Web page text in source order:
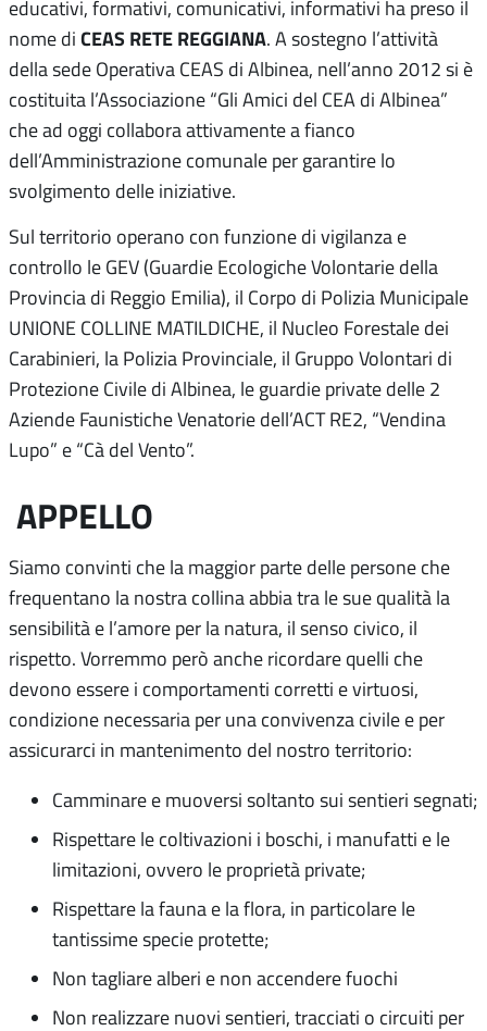
educativi, formativi, comunicativi, informativi ha preso il
nome di CEAS RETE REGGIANA. A sostegno l’attività
della sede Operativa CEAS di Albinea, nell’anno 2012 si è
costituita l’Associazione “Gli Amici del CEA di Albinea”
che ad oggi collabora attivamente a fianco
dell’Amministrazione comunale per garantire lo
svolgimento delle iniziative.
Sul territorio operano con funzione di vigilanza e
controllo le GEV (Guardie Ecologiche Volontarie della
Provincia di Reggio Emilia), il Corpo di Polizia Municipale
UNIONE COLLINE MATILDICHE, il Nucleo Forestale dei
Carabinieri, la Polizia Provinciale, il Gruppo Volontari di
Protezione Civile di Albinea, le guardie private delle 2
Aziende Faunistiche Venatorie dell’ACT RE2, “Vendina
Lupo” e “Cà del Vento”.
APPELLO
Siamo convinti che la maggior parte delle persone che
frequentano la nostra collina abbia tra le sue qualità la
sensibilità e l’amore per la natura, il senso civico, il
rispetto. Vorremmo però anche ricordare quelli che
devono essere i comportamenti corretti e virtuosi,
condizione necessaria per una convivenza civile e per
assicurarci in mantenimento del nostro territorio:
Camminare e muoversi soltanto sui sentieri segnati;
Rispettare le coltivazioni i boschi, i manufatti e le
limitazioni, ovvero le proprietà private;
Rispettare la fauna e la flora, in particolare le
tantissime specie protette;
Non tagliare alberi e non accendere fuochi
Non realizzare nuovi sentieri, tracciati o circuiti per